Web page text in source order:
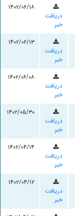
دریافت
خبر
۱۴۰۲/۰۶/۱۸
دریافت
خبر
۱۴۰۲/۰۶/۱۳
دریافت
خبر
۱۴۰۲/۰۶/۰۸
دریافت
خبر
۱۴۰۲/۰۵/۳۰
دریافت
خبر
۱۴۰۲/۰۴/۱۴
دریافت
خبر
۱۴۰۲/۰۴/۱۲